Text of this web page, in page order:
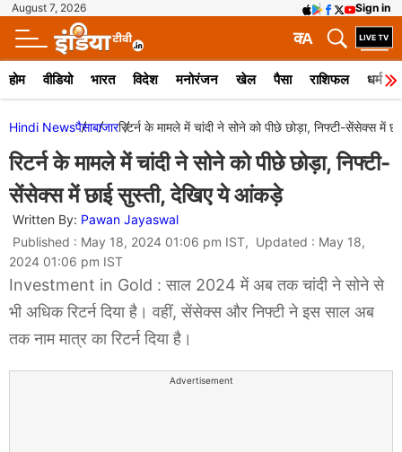
August 7, 2026 Sign in
A
क
होम वीडियो भारत विदेश मनोरंजन खेल पैसा राशिफल धर्म
Hindi Newsपैसाबाजाररिटर्न के मामले में चांदी ने सोने को पीछे छोड़ा, निफ्टी-सेंसेक्स में
रिटर्न के मामले में चांदी ने सोने को पीछे छोड़ा, निफ्टी-
सेंसेक्स में छाई सुस्ती, देखिए ये आंकड़े
Written By: Pawan Jayaswal
Published : May 18, 2024 01:06 pm IST, Updated : May 18,
2024 01:06 pm IST
Investment in Gold : साल 2024 में अब तक चांदी ने सोने से
भी अधिक रिटर्न दिया है। वहीं, सेंसेक्स और निफ्टी ने इस साल अब
तक नाम मात्र का रिटर्न दिया है।
Advertisement